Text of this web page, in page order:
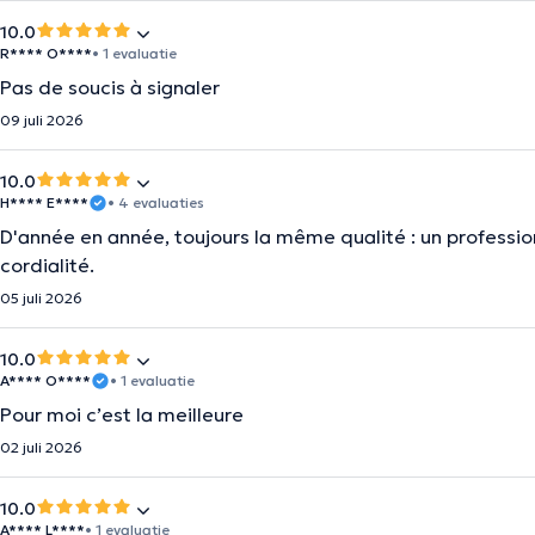
10.0
R**** O****• 1 evaluatie
Pas de soucis à signaler
09 juli 2026
10.0
H**** E**** • 4 evaluaties
D'année en année, toujours la même qualité : un
cordialité.
05 juli 2026
10.0
A**** O**** • 1 evaluatie
Pour moi c’est la meilleure
02 juli 2026
10.0
A**** L****• 1 evaluatie